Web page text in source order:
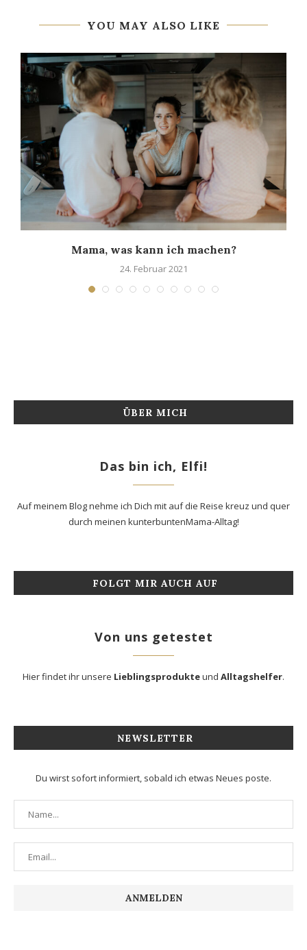
YOU MAY ALSO LIKE
Mama, was kann ich machen?
24. Februar 2021
ÜBER MICH
Das bin ich, Elfi!
Auf meinem Blog nehme ich Dich mit auf die Reise kreuz und quer
durch meinen kunterbuntenMama-Alltag!
FOLGT MIR AUCH AUF
Von uns getestet
Hier findet ihr unsere Lieblingsprodukteund Alltagshelfer.
NEWSLETTER
Du wirst sofort informiert, sobald ich etwas Neues poste.